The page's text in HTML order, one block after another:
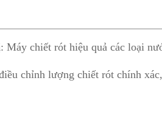
: Máy chiết rót hiệu quả các loại
chỉnh lượng chiết rót chính